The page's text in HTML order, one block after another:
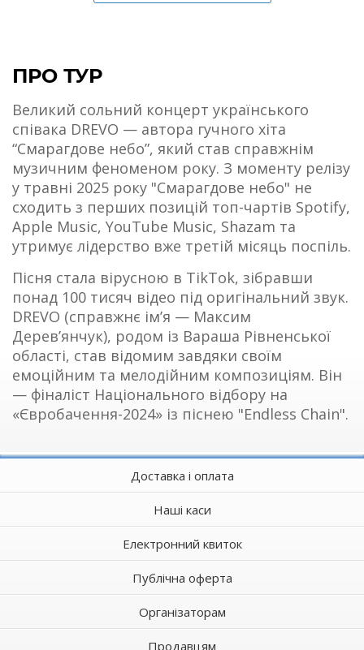
ПРО ТУР
Великий сольний концерт українського
співака DREVO — автора гучного хіта
“Смарагдове небо”, який став справжнім
музичним феноменом року. З моменту релізу
у травні 2025 року "Смарагдове небо" не
сходить з перших позицій топ-чартів Spotify,
Apple Music, YouTube Music, Shazam та
утримує лідерство вже третій місяць поспіль.
Пісня стала вірусною в TikTok, зібравши
понад 100 тисяч відео під оригінальний звук.
DREVO (справжнє ім’я — Максим
Дерев’янчук), родом із Вараша Рівненської
області, став відомим завдяки своїм
емоційним та мелодійним композиціям. Він
— фіналіст Національного відбору на
«Євробачення-2024» із піснею "Endless Chain".
Доставка і оплата
Наші каси
Електронний квиток
Публічна оферта
Організаторам
Продавцям